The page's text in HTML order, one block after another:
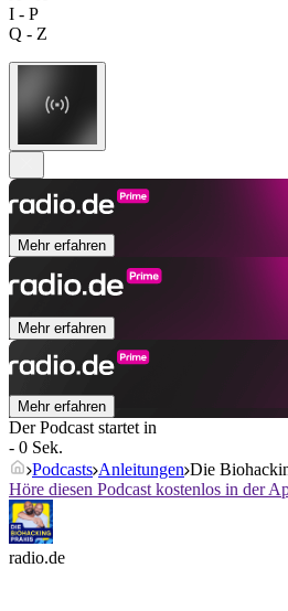
I - P
Q - Z
Mehr erfahren
Mehr erfahren
Mehr erfahren
Der Podcast startet in
- 0 Sek.
Podcasts Anleitungen Die
Höre diesen Podcast kostenlos in der
radio.de